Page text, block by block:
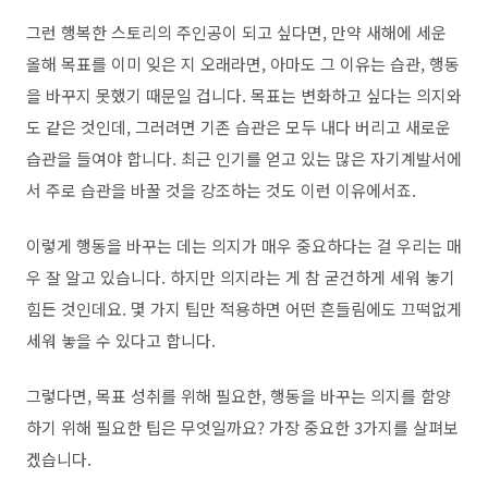
그런 행복한 스토리의 주인공이 되고 싶다면, 만약 새해에 세운
올해 목표를 이미 잊은 지 오래라면, 아마도 그 이유는 습관, 행동
을 바꾸지 못했기 때문일 겁니다. 목표는 변화하고 싶다는 의지와
도 같은 것인데, 그러려면 기존 습관은 모두 내다 버리고 새로운
습관을 들여야 합니다. 최근 인기를 얻고 있는 많은 자기계발서에
서 주로 습관을 바꿀 것을 강조하는 것도 이런 이유에서죠.
이렇게 행동을 바꾸는 데는 의지가 매우 중요하다는 걸 우리는 매
우 잘 알고 있습니다. 하지만 의지라는 게 참 굳건하게 세워 놓기
힘든 것인데요. 몇 가지 팁만 적용하면 어떤 흔들림에도 끄떡없게
세워 놓을 수 있다고 합니다.
그렇다면, 목표 성취를 위해 필요한, 행동을 바꾸는 의지를 함양
하기 위해 필요한 팁은 무엇일까요? 가장 중요한 3가지를 살펴보
겠습니다.